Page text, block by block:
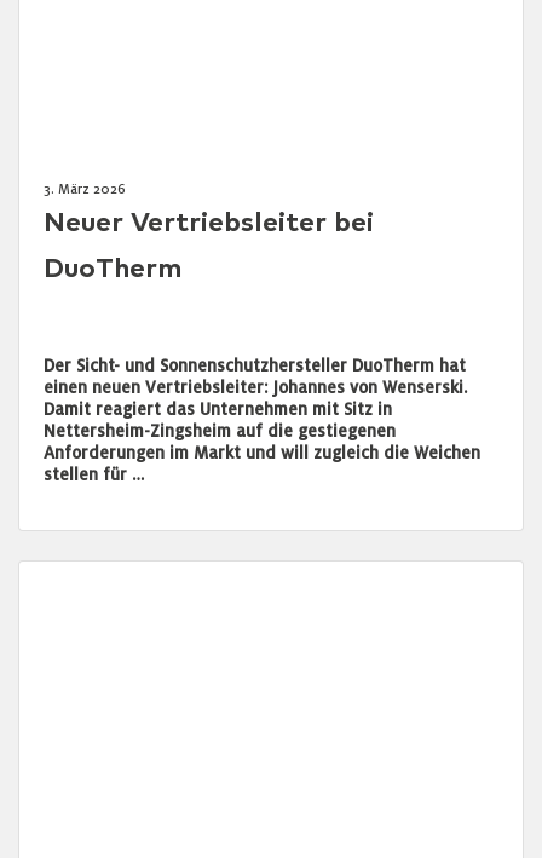
3. März 2026
Neuer Vertriebsleiter bei
DuoTherm
Der Sicht- und Sonnenschutzhersteller DuoTherm hat
einen neuen Vertriebsleiter: Johannes von Wenserski.
Damit reagiert das Unternehmen mit Sitz in
Nettersheim-Zingsheim auf die gestiegenen
Anforderungen im Markt und will zugleich die Weichen
stellen für …